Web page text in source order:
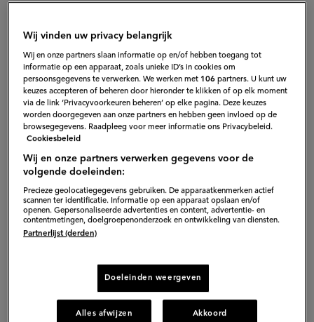
krijgt: ijs, cake, vloeibare honing
en een dikke laag chocolade met
hazelnoten. Het ziet eruit alsof het
Wij vinden uw privacy belangrijk
Wij en onze partners slaan informatie op en/of hebben toegang tot
informatie op een apparaat, zoals unieke ID’s in cookies om
persoonsgegevens te verwerken. We werken met 106 partners. U kunt uw
keuzes accepteren of beheren door hieronder te klikken of op elk moment
via de link ‘Privacyvoorkeuren beheren’ op elke pagina. Deze keuzes
worden doorgegeven aan onze partners en hebben geen invloed op de
browsegegevens. Raadpleeg voor meer informatie ons Privacybeleid.
Cookiesbeleid
Wij en onze partners verwerken gegevens voor de
volgende doeleinden:
Precieze geolocatiegegevens gebruiken. De apparaatkenmerken actief
scannen ter identificatie. Informatie op een apparaat opslaan en/of
openen. Gepersonaliseerde advertenties en content, advertentie- en
contentmetingen, doelgroepenonderzoek en ontwikkeling van diensten.
Partnerlijst (derden)
Doeleinden weergeven
Alles afwijzen Akkoord